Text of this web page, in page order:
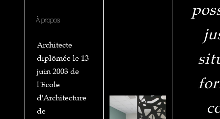
À propos
Architecte
diplômée le 13
juin 2003 de
l'Ecole
d'Architecture
de